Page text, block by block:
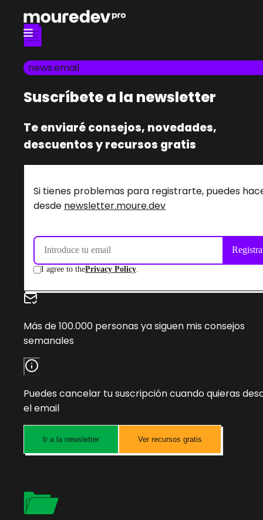
news.email
Suscríbete a la newsletter
Te enviaré consejos, novedades,
descuentos y recursos gratis
Si tienes problemas para registrarte, puedes
desde newsletter.moure.dev
Más de 100.000 personas ya siguen mis consejos
semanales
Puedes cancelar tu suscripción cuando quieras
el email
Ir a la newsletter Ver recursos gratis